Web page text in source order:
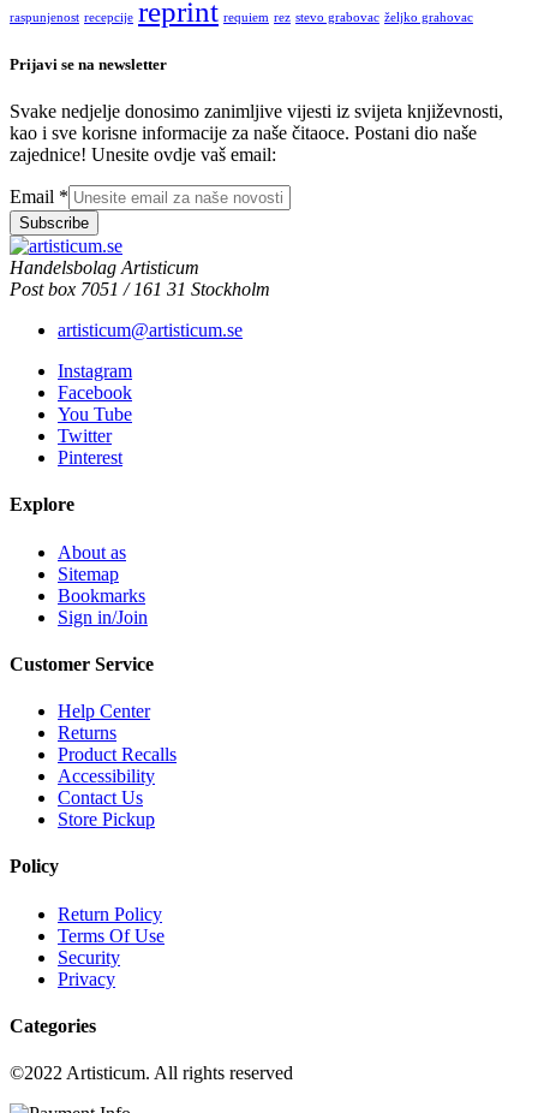
raspunjenost recepcije reprint requiem rez stevo grabovac željko grahovac
Prijavi se na newsletter
Svake nedjelje donosimo zanimljive vijesti iz svijeta književnosti,
kao i sve korisne informacije za naše čitaoce. Postani dio naše
zajednice! Unesite ovdje vaš email:
Email *
Subscribe
Handelsbolag Artisticum
Post box 7051 / 161 31 Stockholm
artisticum@artisticum.se
Instagram
Facebook
You Tube
Twitter
Pinterest
Explore
About as
Sitemap
Bookmarks
Sign in/Join
Customer Service
Help Center
Returns
Product Recalls
Accessibility
Contact Us
Store Pickup
Policy
Return Policy
Terms Of Use
Security
Privacy
Categories
©2022 Artisticum. All rights reserved